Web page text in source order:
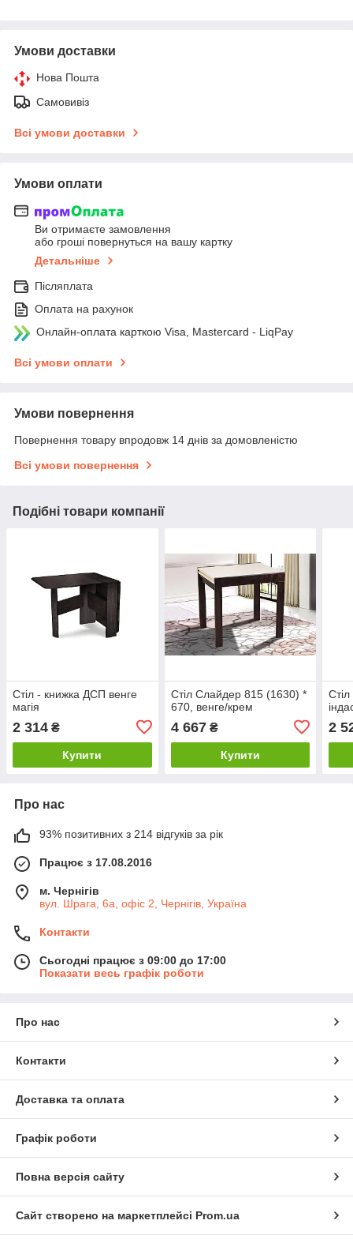
Умови доставки
Нова Пошта
Самовивіз
Всі умови доставки
Умови оплати
Ви отримаєте замовлення
або гроші повернуться на вашу картку
Детальніше
Післяплата
Оплата на рахунок
Онлайн-оплата карткою Visa, Mastercard - LiqPay
Всі умови оплати
Умови повернення
Повернення товару впродовж 14 днів за домовленістю
Всі умови повернення
Подібні товари компанії
Стіл - книжка ДСП венге
магія
2 314 ₴
Купити
Стіл Слайдер 815 (1630) *
670, венге/крем
4 667₴
Купити
2
Про нас
93% позитивних з 214 відгуків за рік
Працює з 17.08.2016
м. Чернігів
вул. Шрага, 6а, офіс 2, Чернігів, Україна
Контакти
Сьогодні працює з 09:00 до 17:00
Показати весь графік роботи
Про нас
Контакти
Доставка та оплата
Графік роботи
Повна версія сайту
Сайт створено на маркетплейсі Prom.ua